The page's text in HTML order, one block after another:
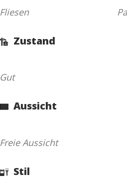
Fliesen
Zustand
Gut
Aussicht
Freie Aussicht
Stil